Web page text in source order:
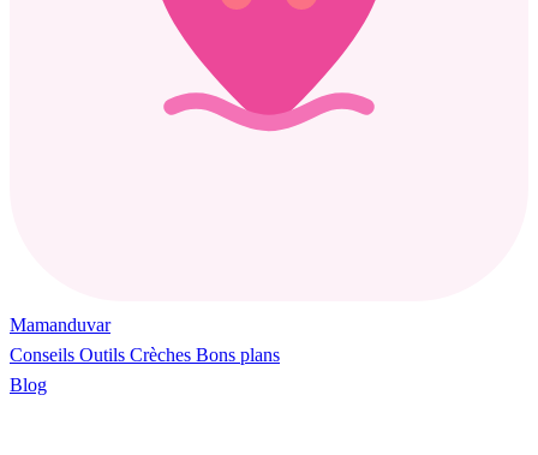
Mamanduvar
Conseils Outils Crèches Bons plans
Blog